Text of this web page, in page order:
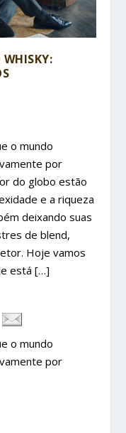
o mundo
por
do globo estão
e a riqueza
deixando suas
de blend,
Hoje vamos
está […]
o mundo
por